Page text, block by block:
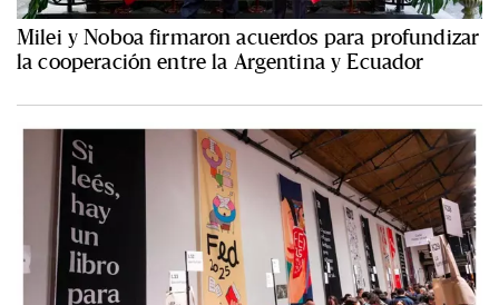
Milei y Noboa firmaron acuerdos para profundizar
la cooperación entre la Argentina y Ecuador